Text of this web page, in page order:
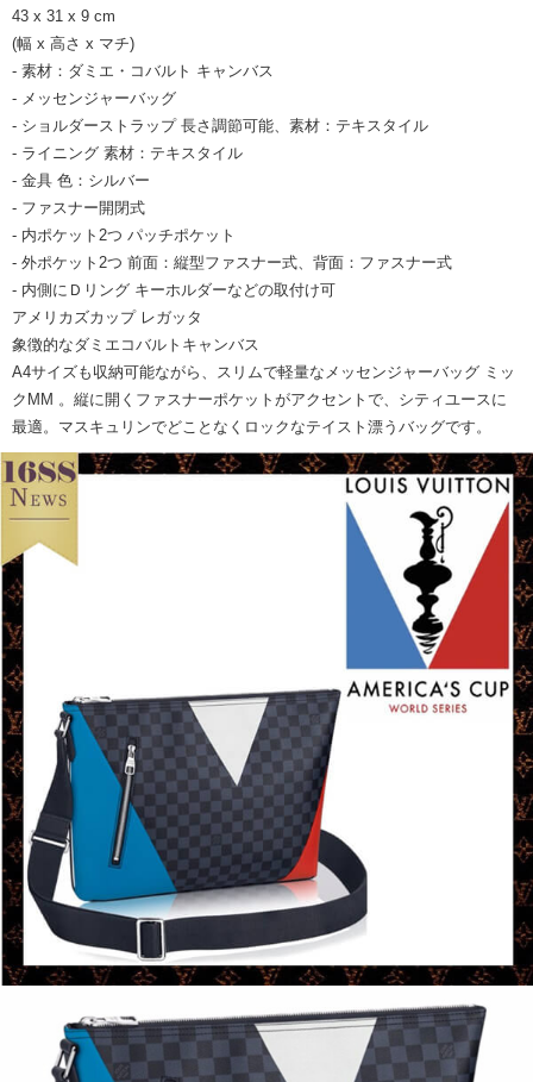
43 x 31 x 9 cm
(幅 x 高さ x マチ)
- 素材：ダミエ・コバルト キャンバス
- メッセンジャーバッグ
- ショルダーストラップ 長さ調節可能、素材：テキスタイル
- ライニング 素材：テキスタイル
- 金具 色：シルバー
- ファスナー開閉式
- 内ポケット2つ パッチポケット
- 外ポケット2つ 前面：縦型ファスナー式、背面：ファスナー式
- 内側にＤリング キーホルダーなどの取付け可
アメリカズカップ レガッタ
象徴的なダミエコバルトキャンバス
A4サイズも収納可能ながら、スリムで軽量なメッセンジャーバッグ ミッ
クMM 。縦に開くファスナーポケットがアクセントで、シティユースに
最適。マスキュリンでどことなくロックなテイスト漂うバッグです。